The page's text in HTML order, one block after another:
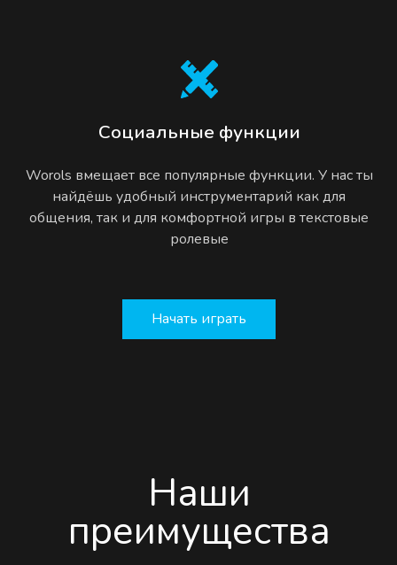
Социальные функции
Worols вмещает все популярные функции. У нас ты
найдёшь удобный инструментарий как для
общения, так и для комфортной игры в текстовые
ролевые
Начать играть
Наши
преимущества